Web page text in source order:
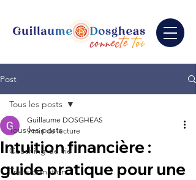
Post
Tous les posts
Coaching de vie
Transformation
Tous les posts
Intuition financière :
guide pratique pour une
Guillaume DOSGHEAS
9 min de lecture